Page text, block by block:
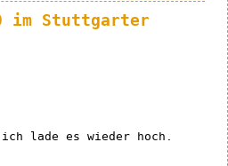
im Stuttgarter
lade es wieder hoch.